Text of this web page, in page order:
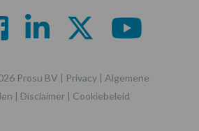
Prosu BV | Privacy | Algemene
| Disclaimer | Cookiebeleid